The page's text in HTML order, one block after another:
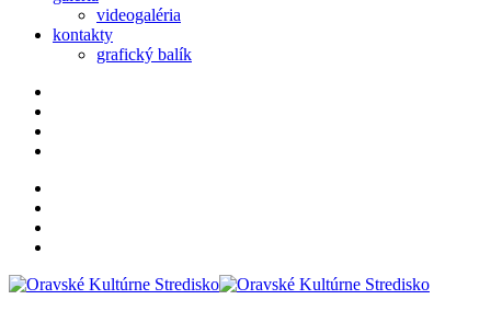
videogaléria
kontakty
grafický balík